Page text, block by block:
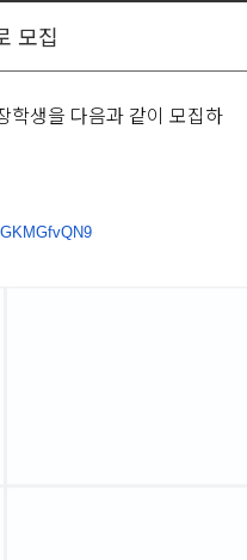
모집
학생을 다음과 같이 모집하